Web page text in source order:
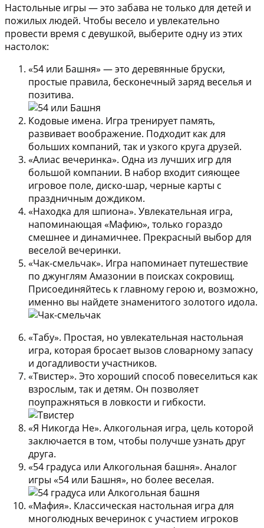
Настольные игры — это забава не только для детей и
пожилых людей. Чтобы весело и увлекательно
провести время с девушкой, выберите одну из этих
настолок:
«54 или Башня» — это деревянные бруски,
простые правила, бесконечный заряд веселья и
позитива.
Кодовые имена. Игра тренирует память,
развивает воображение. Подходит как для
больших компаний, так и узкого круга друзей.
«Алиас вечеринка». Одна из лучших игр для
большой компании. В набор входит сияющее
игровое поле, диско-шар, черные карты с
праздничным дождиком.
«Находка для шпиона». Увлекательная игра,
напоминающая «Мафию», только гораздо
смешнее и динамичнее. Прекрасный выбор для
веселой вечеринки.
«Чак-смельчак». Игра напоминает путешествие
по джунглям Амазонии в поисках сокровищ.
Присоединяйтесь к главному герою и, возможно,
именно вы найдете знаменитого золотого идола.
«Табу». Простая, но увлекательная настольная
игра, которая бросает вызов словарному запасу
и догадливости участников.
«Твистер». Это хороший способ повеселиться как
взрослым, так и детям. Он позволяет
поупражняться в ловкости и гибкости.
«Я Никогда Не». Алкогольная игра, цель которой
заключается в том, чтобы получше узнать друг
друга.
«54 градуса или Алкогольная башня». Аналог
игры «54 или Башня», но более веселая.
«Мафия». Классическая настольная игра для
многолюдных вечеринок с участием игроков